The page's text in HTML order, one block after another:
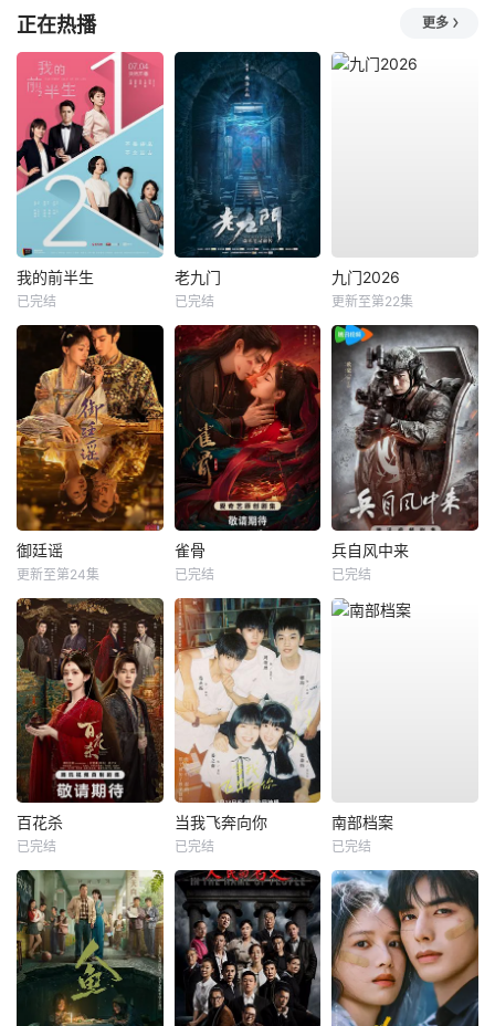
正在热播 更多
我的前半生
已完结
老九门
已完结
九门2026
更新至第22集
御廷谣
更新至第24集
雀骨
已完结
兵自风中来
已完结
百花杀
已完结
当我飞奔向你
已完结
南部档案
已完结